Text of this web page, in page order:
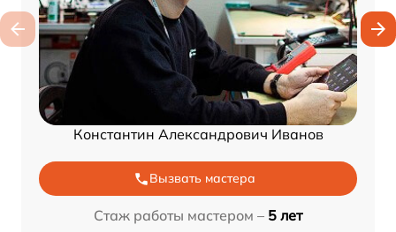
Константин Александрович Иванов
Вызвать мастера
Стаж работы мастером – 5 лет